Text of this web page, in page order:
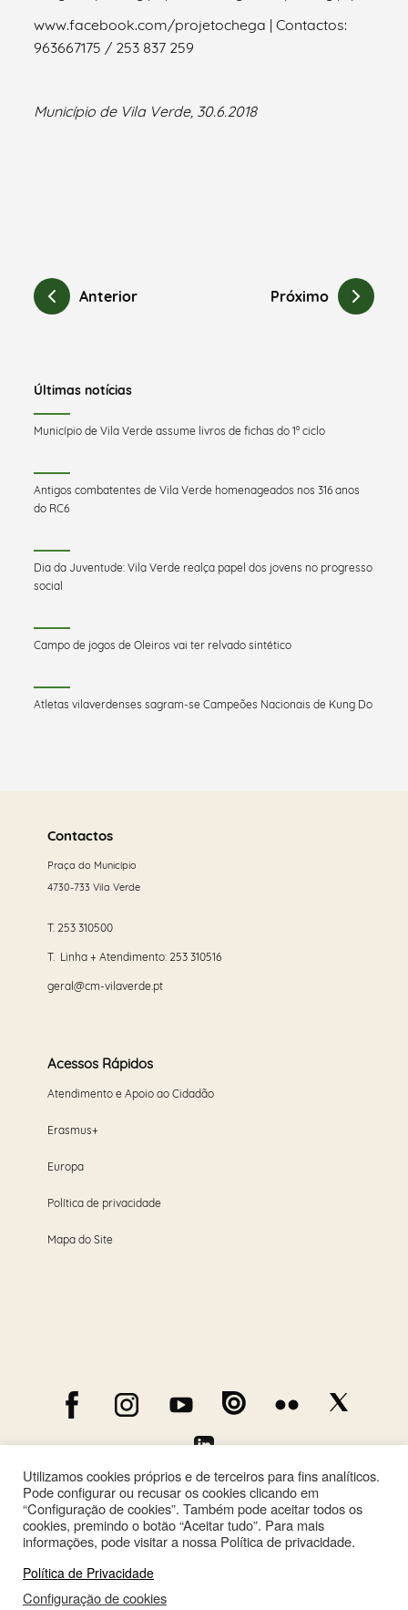
www.facebook.com/projetochega | Contactos:
963667175 / 253 837 259
Município de Vila Verde, 30.6.2018
Anterior Próximo
Últimas notícias
Município de Vila Verde assume livros de fichas do 1º ciclo
Antigos combatentes de Vila Verde homenageados nos 316 anos
do RC6
Dia da Juventude: Vila Verde realça papel dos jovens no progresso
social
Campo de jogos de Oleiros vai ter relvado sintético
Atletas vilaverdenses sagram-se Campeões Nacionais de Kung Do
maisContactos
Praça do Município
4730-733 Vila Verde
T. 253 310500
T. Linha + Atendimento: 253 310516
geral@cm-vilaverde.pt
Acessos Rápidos
Atendimento e Apoio ao Cidadão
Erasmus+
Europa
Política de privacidade
Mapa do Site
Utilizamos cookies próprios e de terceiros para fins analíticos.
Pode configurar ou recusar os cookies clicando em
“Configuração de cookies”. Também pode aceitar todos os
cookies, premindo o botão “Aceitar tudo”. Para mais
informações, pode visitar a nossa Política de privacidade.
Política de Privacidade
Configuração de cookies